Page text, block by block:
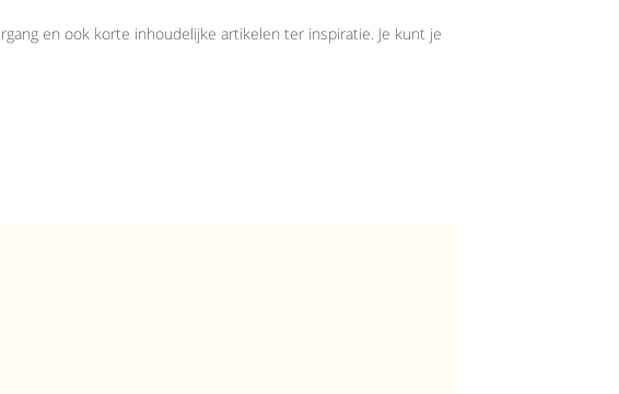
en ook korte inhoudelijke artikelen ter inspiratie. Je kunt je